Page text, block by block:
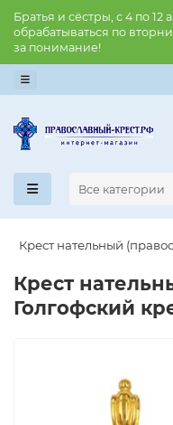
Братья и сёстры, с 4 по 12
обрабатываться по
за понимание!
Все категории
Крест нательный
Крест
Голгофский